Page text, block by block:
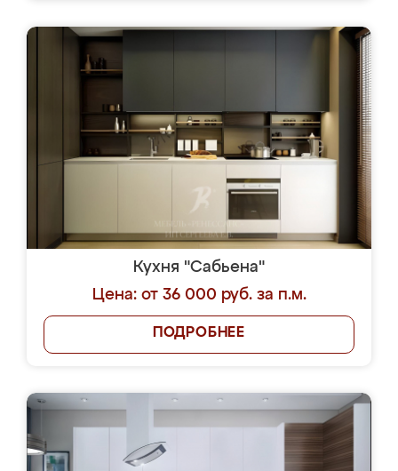
Кухня "Сабьена"
Цена: от 36 000 руб. за п.м.
ПОДРОБНЕЕ